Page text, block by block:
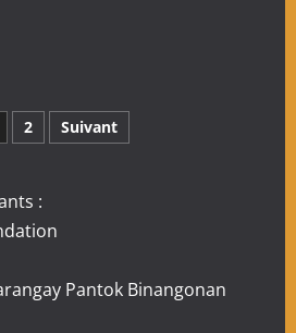
2 Suivant
:
Pantok Binangonan